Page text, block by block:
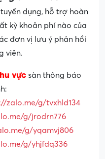
dụng, hỗ trợ hoàn
kỳ khoản phí nào của
đơn vị lưu ý phản hồi
viên.
vựcsàn thông báo
zalo.me/g/tvxhld134
g/jrodrn776
g/yqamvj806
g/yhjfdq336